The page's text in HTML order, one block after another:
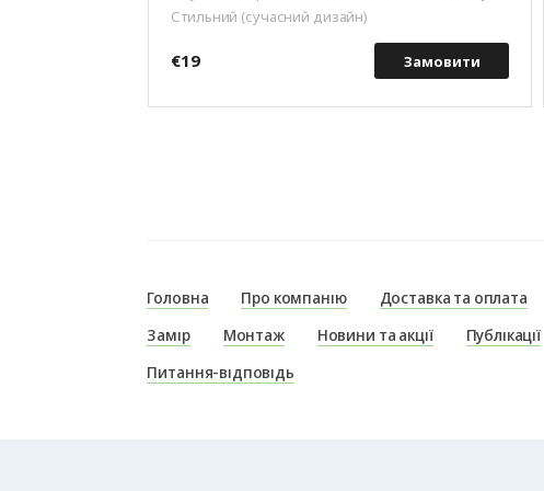
Стильний (сучасний дизайн)
€19 Замовити
Головна Про компанію Доставка та оплата
Замір
Монтаж Новини та акції Публікації
Питання-відповідь